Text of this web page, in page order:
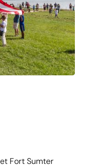
Fort Sumter